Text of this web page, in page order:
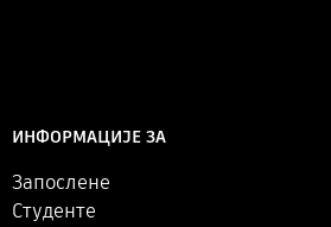
ИНФОРМАЦИЈЕ ЗА
Запослене
Студенте